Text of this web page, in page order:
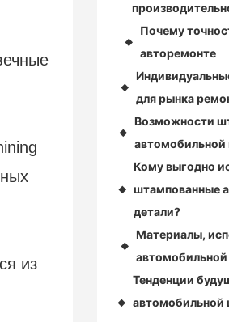
из
◆
Почему
авторемонте
◆
для рынка
◆
Возможности
◆
Кому выгодно
штампованные
детали?
◆
Материалы,
◆
Тенденции
автомобильной